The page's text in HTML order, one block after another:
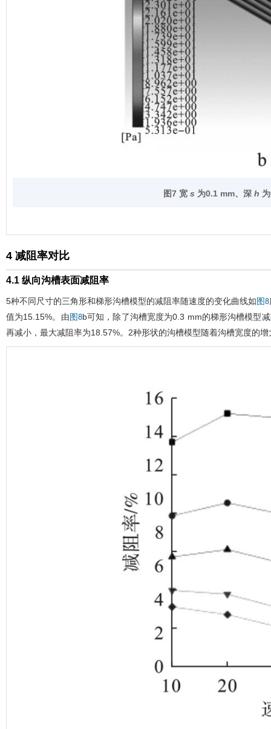
图7 宽 s 为0.1 mm、深 h 为
4 减阻率对比
4.1 纵向沟槽表面减阻率
5种不同尺寸的三角形和梯形沟槽模型的减阻率随速度的变化曲线如 图8
值为15.15%。由 图8b可知，除了沟槽宽度为0.3 mm的梯形沟槽模型
再减小，最大减阻率为18.57%。2种形状的沟槽模型随着沟槽宽度的